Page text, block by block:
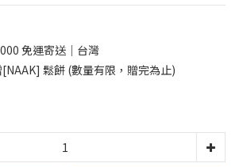
免運寄送｜台灣
鬆餅 (數量有限，贈完為止)